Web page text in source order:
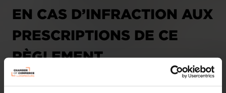
EN CAS D’INFRACTION AUX
PRESCRIPTIONS DE CE
RÈGLEMENT
COMMUNAUTAIRE.